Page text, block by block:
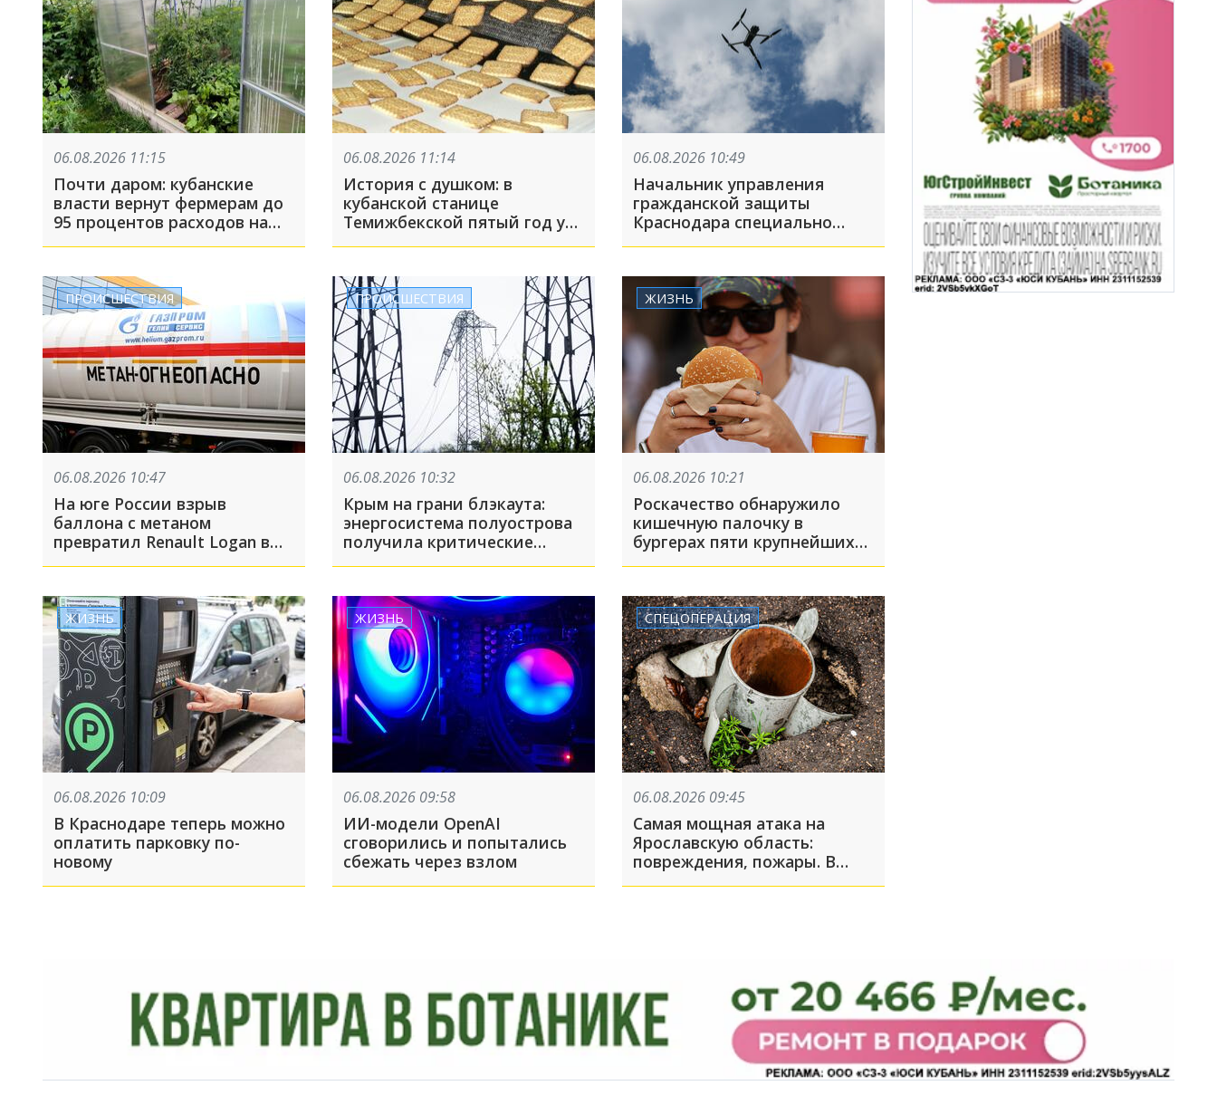
06.08.2026 11:15
Почти даром: кубанские
власти вернут фермерам до
95 процентов расходов на
теплицы
06.08.2026 11:14
История с душком: в
кубанской станице
Темижбекской пятый год у
людей под окнами течёт
Обвинили во всём
бизнесмена. Что происходит
на самом деле?
06.08.2026 10:49
Начальник управления
гражданской защиты
Краснодара специально
записал ролик для горожан
налете БПЛА
ПРОИСШЕСТВИЯ
06.08.2026 10:47
На юге России взрыв
баллона с метаном
превратил Renault Logan в
груду металла. Пострадал
ПРОИСШЕСТВИЯ
06.08.2026 10:32
Крым на грани блэкаута:
энергосистема полуострова
получила критические
повреждения. Ограничения
всему полуострову
ЖИЗНЬ
06.08.2026 10:21
Роскачество обнаружило
кишечную палочку в
бургерах пяти крупнейших
фастфудов
ЖИЗНЬ
06.08.2026 10:09
В Краснодаре теперь можно
оплатить парковку по-
новому
ЖИЗНЬ
06.08.2026 09:58
ИИ-модели OpenAI
сговорились и попытались
сбежать через взлом
СПЕЦОПЕРАЦИЯ
06.08.2026 09:45
Самая мощная атака на
Ярославскую область:
повреждения, пожары. В
Тверской области пострадал